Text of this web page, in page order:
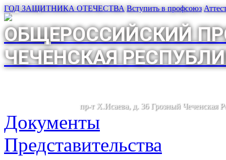
ГОД ЗАЩИТНИКА ОТЕЧЕСТВА Вступить в профсоюз
ОБЩЕРОССИЙСКИЙ
ЧЕЧЕНСКАЯ
пр-т Х.Исаева, д. 36 Грозный Чеченская
Документы
Представительства